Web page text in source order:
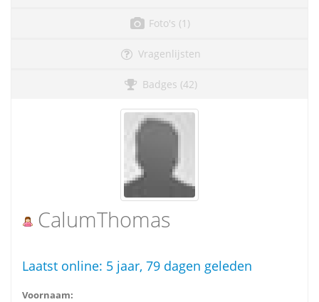
Foto's (1)
Vragenlijsten
Badges (42)
CalumThomas
Laatst online: 5 jaar, 79 dagen geleden
Voornaam: